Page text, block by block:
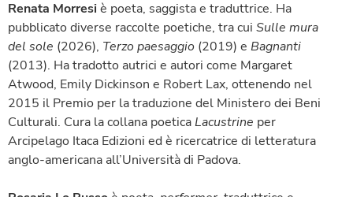
Renata Morresiè poeta, saggista e traduttrice. Ha
pubblicato diverse raccolte poetiche, tra cui Sulle mura
del sole (2026), Terzopaesaggio (2019) e Bagnanti
(2013). Ha tradotto autrici e autori come Margaret
Atwood, Emily Dickinson e Robert Lax, ottenendo nel
2015 il Premio per la traduzione del Ministero dei Beni
Culturali. Cura la collana poeticaLacustrine per
Arcipelago Itaca Edizioni ed è ricercatrice di letteratura
anglo-americana all’Università di Padova.